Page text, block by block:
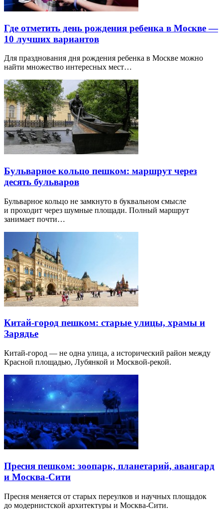
Где отметить день рождения ребенка в Москве —
10 лучших вариантов
Для празднования дня рождения ребенка в Москве можно
найти множество интересных мест…
Бульварное кольцо пешком: маршрут через
десять бульваров
Бульварное кольцо не замкнуто в буквальном смысле
и проходит через шумные площади. Полный маршрут
занимает почти…
Китай-город пешком: старые улицы, храмы и
Зарядье
Китай-город — не одна улица, а исторический район между
Красной площадью, Лубянкой и Москвой-рекой.
Пресня пешком: зоопарк, планетарий, авангард
и Москва-Сити
Пресня меняется от старых переулков и научных площадок
до модернистской архитектуры и Москва-Сити.